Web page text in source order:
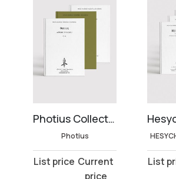
Photius Collection (3 volumes)
Photius
Original
Current